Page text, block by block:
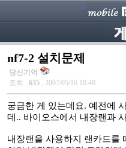
nf7-2 설치문제
당신기억
조회 : 635 , 2007/05/16 10:40
궁금한 게 있는데요. 예전에
데.. 바이오스에서 내장랜과
내장랜을 사용하지 랜카드를